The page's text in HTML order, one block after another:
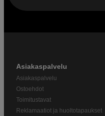
Asiakaspalvelu
Asiakaspalvelu
Ostoehdot
Toimitustavat
Reklamaatiot ja huoltotapaukset